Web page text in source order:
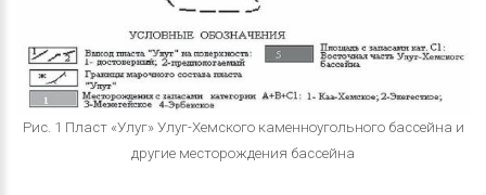
Рис. 1 Пласт «Улуг» Улуг-Хемского каменноугольного бассейна и
другие месторождения бассейна